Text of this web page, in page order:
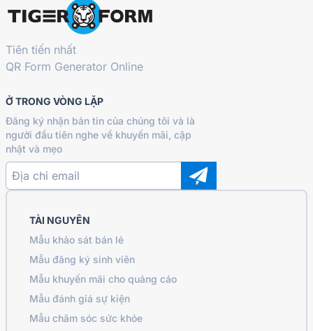
Tiên tiến nhất
QR Form Generator Online
Ở TRONG VÒNG LẶP
Đăng ký nhận bản tin của chúng tôi và là
người đầu tiên nghe về khuyến mãi, cập
nhật và mẹo
TÀI NGUYÊN
Mẫu khảo sát bán lẻ
Mẫu đăng ký sinh viên
Mẫu khuyến mãi cho quảng cáo
Mẫu đánh giá sự kiện
Mẫu chăm sóc sức khỏe